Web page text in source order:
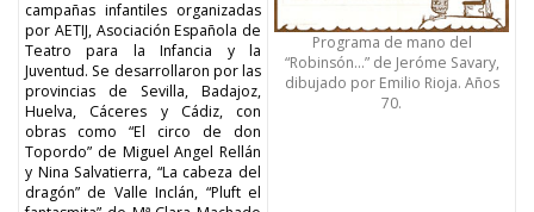
campañas infantiles organizadas
por AETIJ, Asociación Española de
Teatro para la Infancia y la
Juventud. Se desarrollaron por las
provincias de Sevilla, Badajoz,
Huelva, Cáceres y Cádiz, con
obras como “El circo de don
Topordo” de Miguel Angel Rellán
y Nina Salvatierra, “La cabeza del
dragón” de Valle Inclán, “Pluft el
Programa de mano del
“Robinsón…” de Jeróme Savary,
dibujado por Emilio Rioja. Años
70.